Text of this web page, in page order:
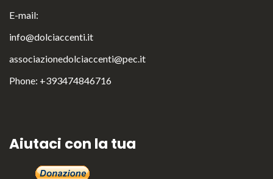
E-mail:
info@dolciaccenti.it
associazionedolciaccenti@pec.it
Phone: +393474846716
Aiutaci con la tua
Italiano